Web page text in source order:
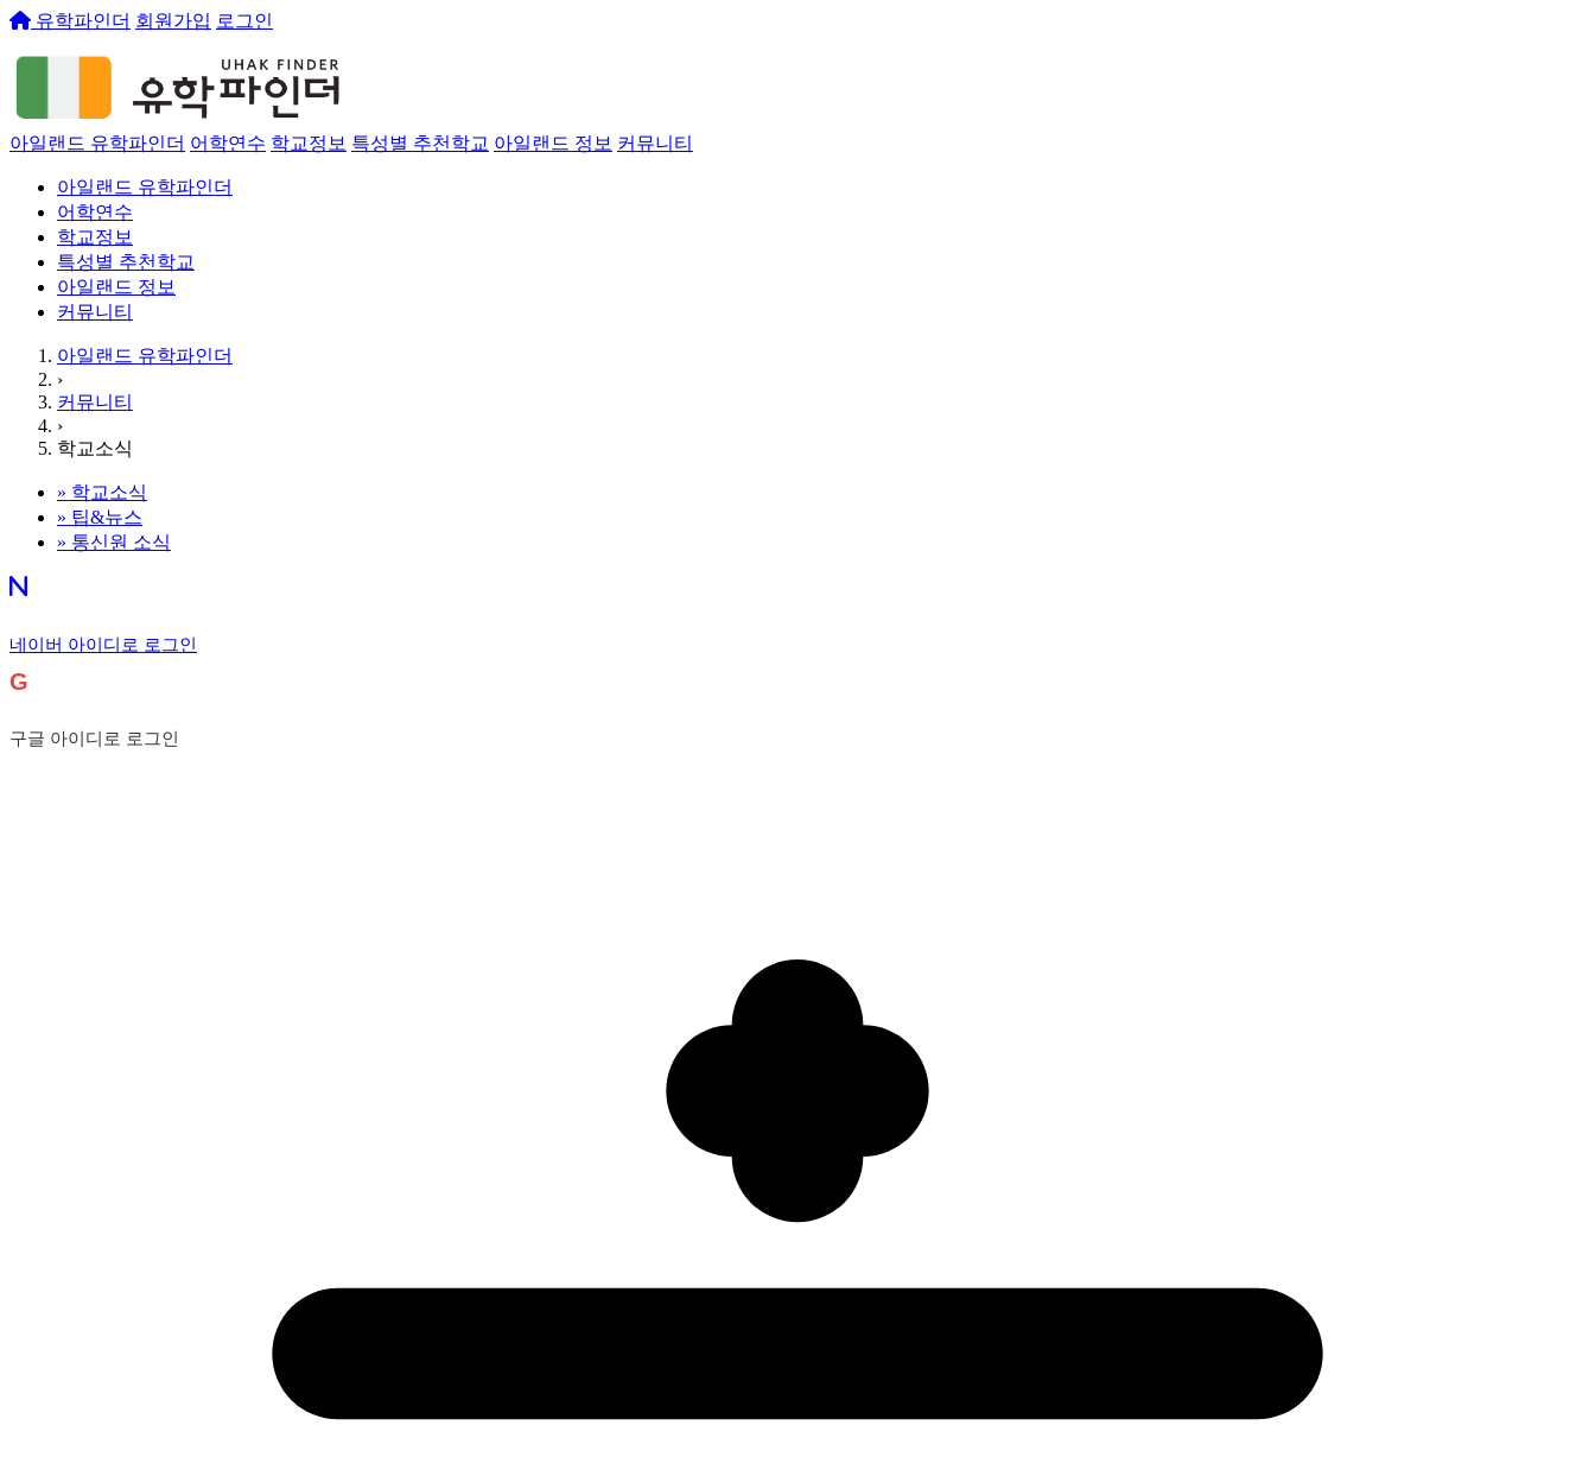
유학파인더 회원가입 로그인
아일랜드 유학파인더 어학연수 학교정보 특성별 추천학교 아일랜드 정보 커뮤니티
아일랜드 유학파인더
어학연수
학교정보
특성별 추천학교
아일랜드 정보
커뮤니티
아일랜드 유학파인더
›
커뮤니티
›
학교소식
» 학교소식
» 팁&뉴스
» 통신원 소식
네이버 아이디로 로그인
G
구글 아이디로 로그인